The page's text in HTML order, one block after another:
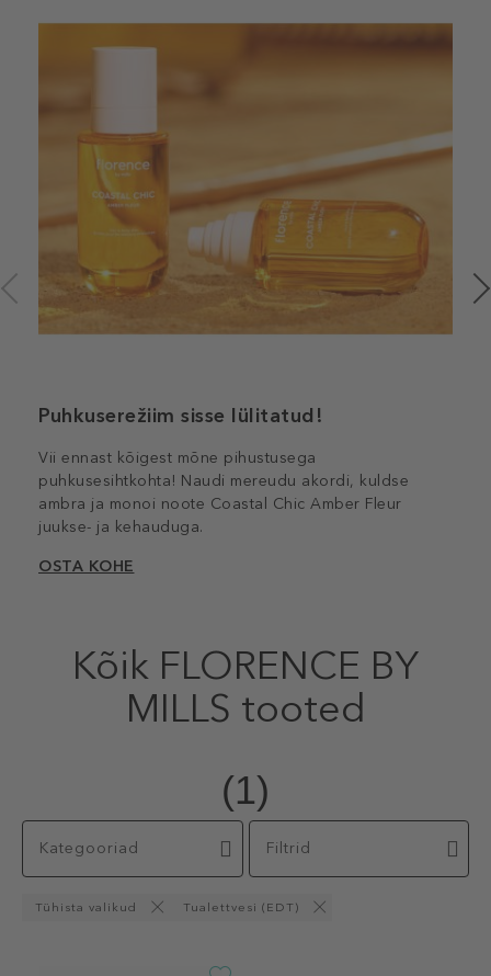
Puhkuserežiim sisse lülitatud!
Vii ennast kõigest mõne pihustusega
puhkusesihtkohta! Naudi mereudu akordi, kuldse
ambra ja monoi noote Coastal Chic Amber Fleur
juukse- ja kehauduga.
OSTA KOHE
Kõik FLORENCE BY
MILLS tooted
(1)
Kategooriad Filtrid
Tühista valikud Tualettvesi (EDT)